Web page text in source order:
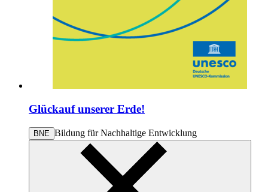
Glückauf unserer Erde!
BNE Bildung für Nachhaltige Entwicklung